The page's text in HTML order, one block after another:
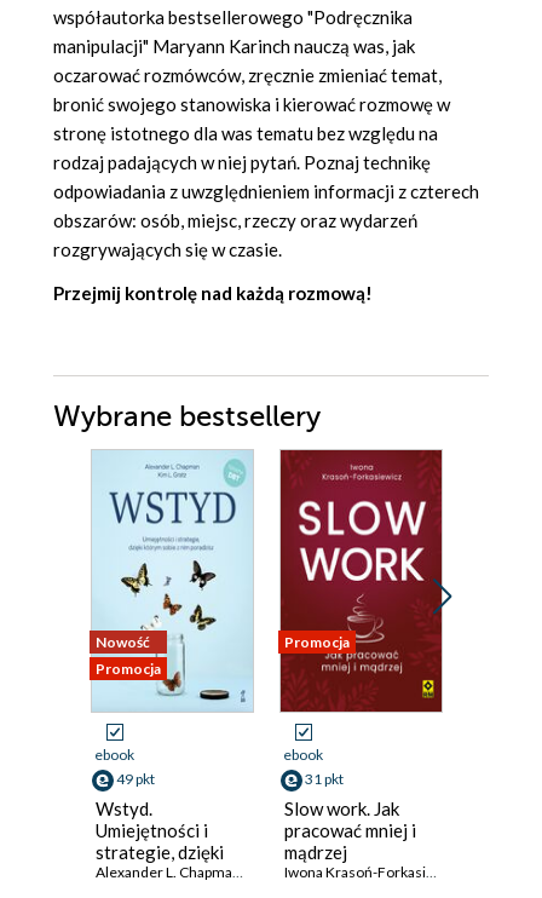
współautorka bestsellerowego "Podręcznika
manipulacji" Maryann Karinch nauczą was, jak
oczarować rozmówców, zręcznie zmieniać temat,
bronić swojego stanowiska i kierować rozmowę w
stronę istotnego dla was tematu bez względu na
rodzaj padających w niej pytań. Poznaj technikę
odpowiadania z uwzględnieniem informacji z czterech
obszarów: osób, miejsc, rzeczy oraz wydarzeń
rozgrywających się w czasie.
Przejmij kontrolę nad każdą rozmową!
Wybrane bestsellery
Nowość
Promocja
ebook
49 pkt
Wstyd.
Umiejętności i
strategie, dzięki
którym sobie z nim
Alexander L. Chapman, Kim L. Gratz
Promocja
ebook
31 pkt
Slow work. Jak
pracować mniej i
mądrzej
Iwona Krasoń-Forkasiewicz